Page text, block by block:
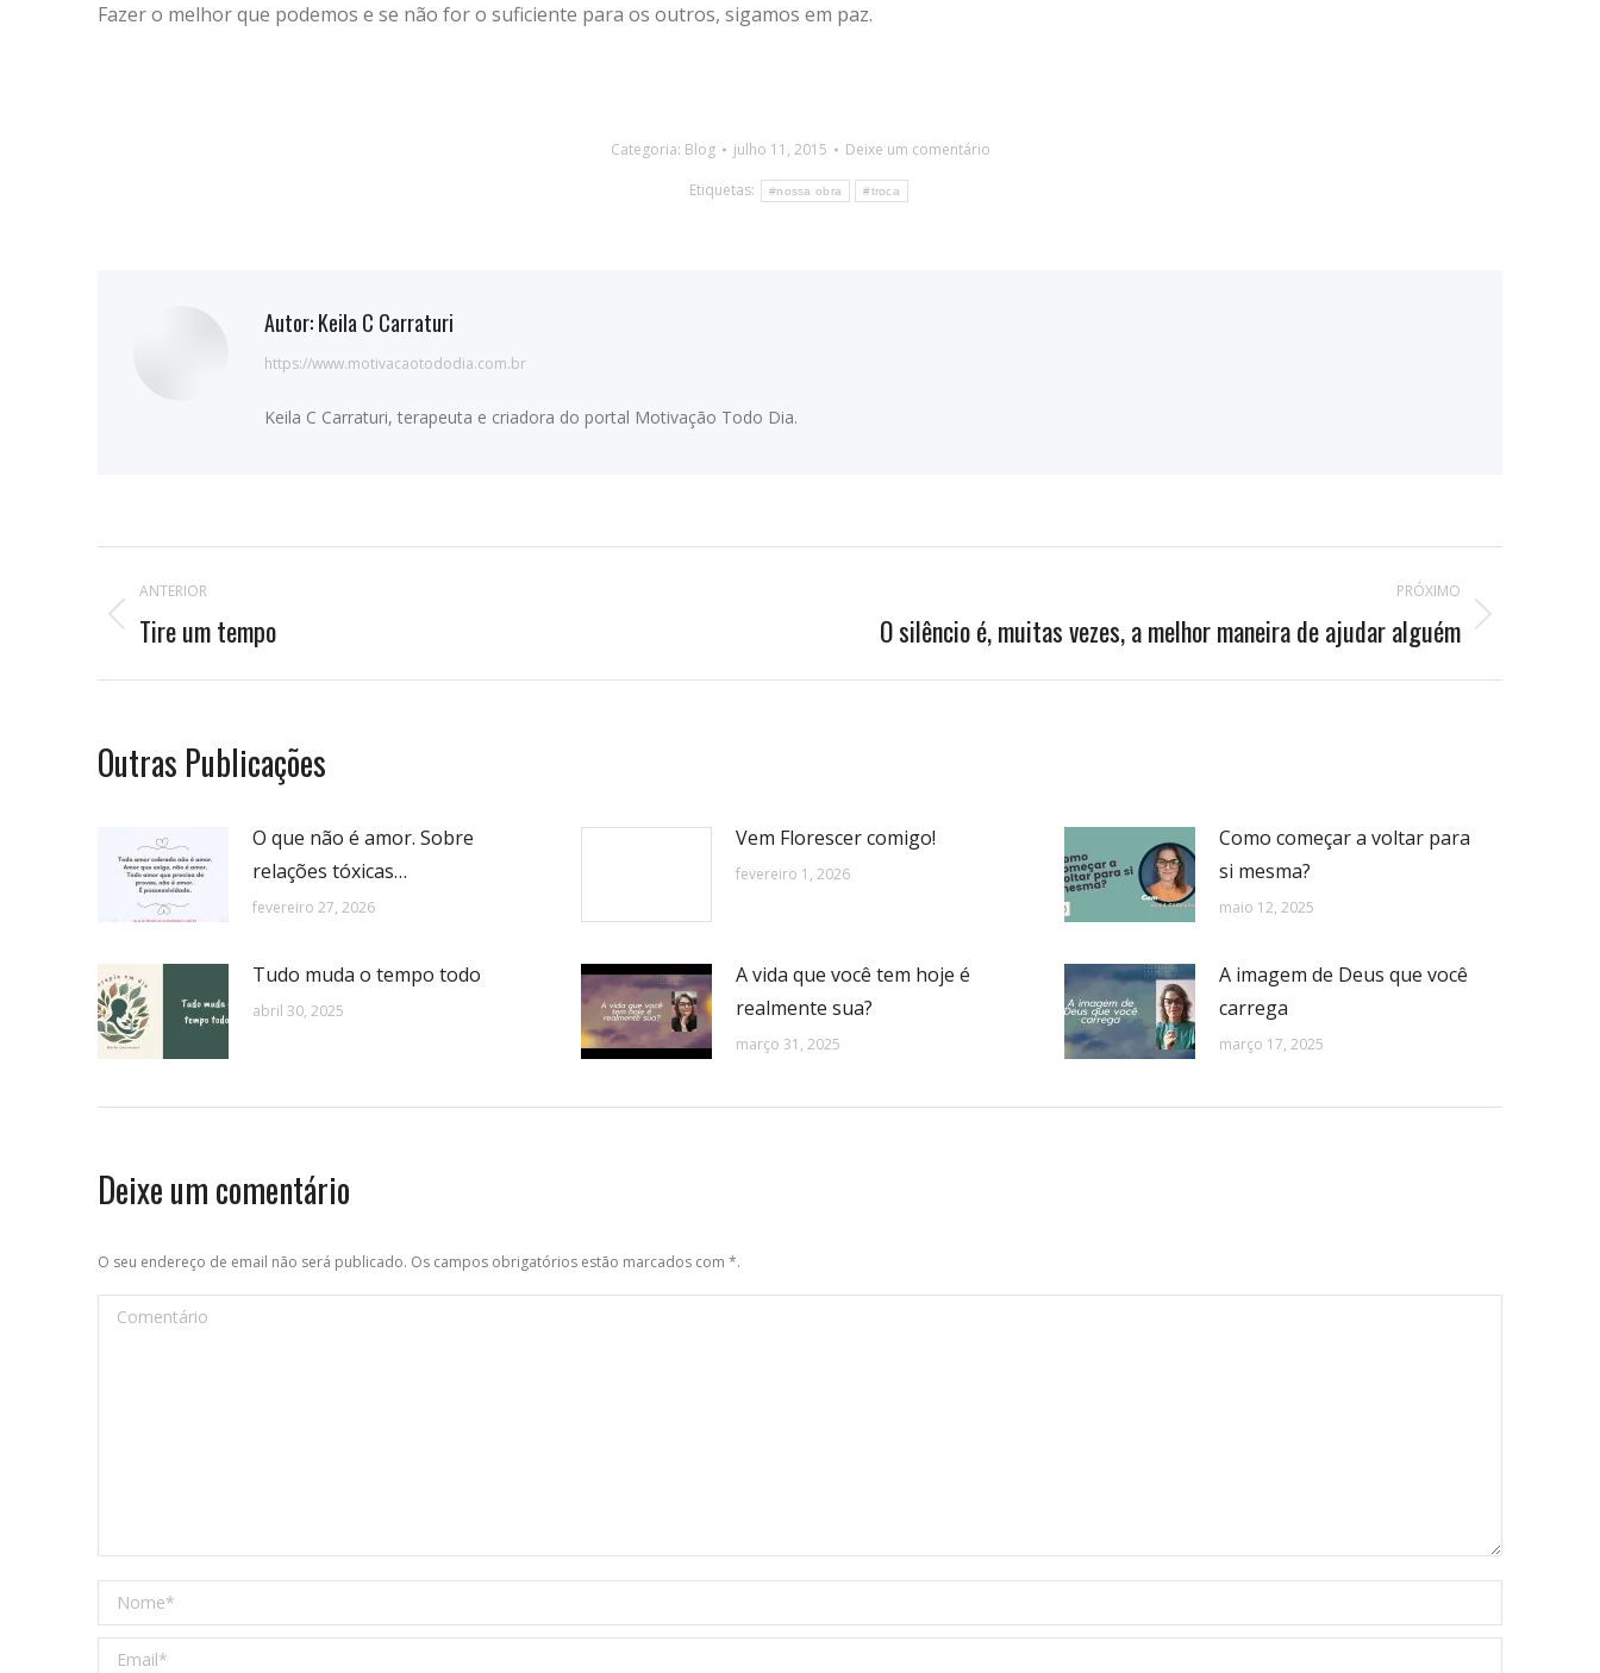
Fazer o melhor que podemos e se não for o suficiente para os outros, sigamos em paz.
Categoria: Blog julho 11, 2015
Deixe um comentário
Etiquetas:
#nossa obra #troca
Autor:Keila C Carraturi
https://www.motivacaotododia.com.br
Keila C Carraturi, terapeuta e criadora do portal Motivação Todo Dia.
Navegação
de
postagens
ANTERIOR
Publicação
Tire um tempo
PRÓXIMO
PróximoO silêncio é, muitas vezes, a melhor maneira de ajudar alguém
Outras Publicações
O que não é amor. Sobre
relações tóxicas…
fevereiro 27, 2026
Vem Florescer comigo!
fevereiro 1, 2026
Como começar a voltar para
si mesma?
maio 12, 2025
Tudo muda o tempo todo
abril 30, 2025
A vida que você tem hoje é
realmente sua?
março 31, 2025
A imagem de Deus que você
carrega
março 17, 2025
Deixe um comentário
O seu endereço de email não será publicado. Os campos obrigatórios estão marcados com *.
Comentário
Nome *
Email *